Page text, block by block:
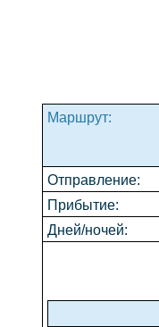
Маршрут:
Отправление:
Прибытие:
Дней/ночей: